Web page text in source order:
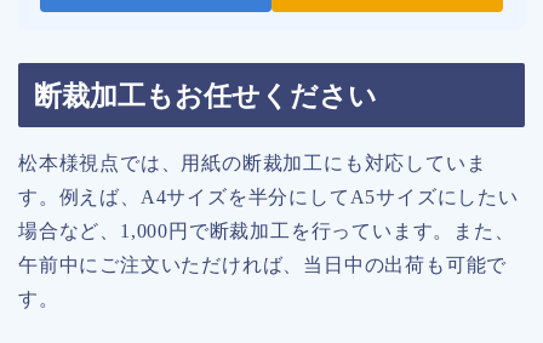
断裁加工もお任せください
松本様視点では、用紙の断裁加工にも対応していま
す。例えば、A4サイズを半分にしてA5サイズにしたい
場合など、1,000円で断裁加工を行っています。また、
午前中にご注文いただければ、当日中の出荷も可能で
す。